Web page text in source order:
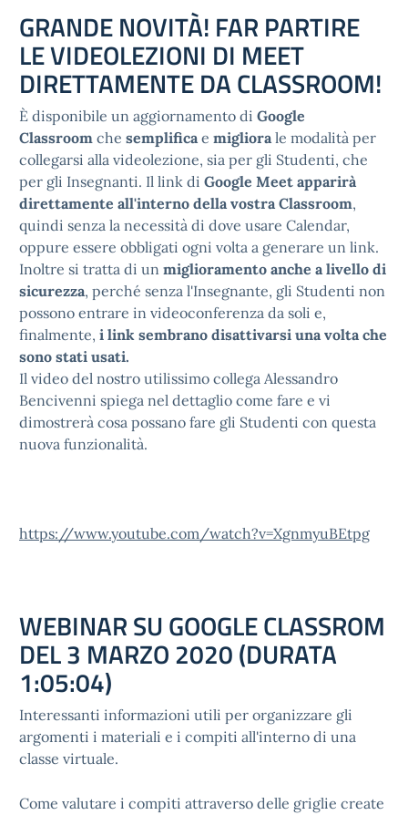
GRANDE NOVITÀ! FAR PARTIRE
LE VIDEOLEZIONI DI MEET
DIRETTAMENTE DA CLASSROOM!
È disponibile un aggiornamento di Google
Classroom che semplificae migliorale modalità per
collegarsi alla videolezione, sia per gli Studenti, che
per gli Insegnanti. Il link di Google Meet apparirà
direttamente all'interno della vostra Classroom,
quindi senza la necessità di dove usare Calendar,
oppure essere obbligati ogni volta a generare un link.
Inoltre si tratta di un miglioramento anche a livello di
sicurezza, perché senza l'Insegnante, gli Studenti non
possono entrare in videoconferenza da soli e,
finalmente, i link sembrano disattivarsi una volta che
sono stati usati.
Il video del nostro utilissimo collega Alessandro
Bencivenni spiega nel dettaglio come fare e vi
dimostrerà cosa possano fare gli Studenti con questa
nuova funzionalità.
https://www.youtube.com/watch?v=XgnmyuBEtpg
WEBINAR SU GOOGLE CLASSROM
DEL 3 MARZO 2020 (DURATA
1:05:04)
Interessanti informazioni utili per organizzare gli
argomenti i materiali e i compiti all'interno di una
classe virtuale.
Come valutare i compiti attraverso delle griglie create